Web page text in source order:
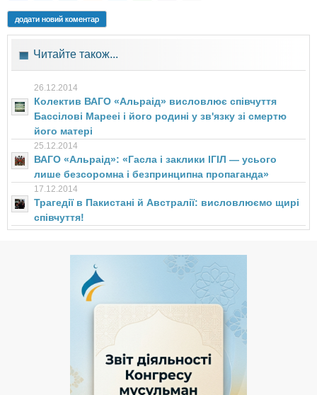
додати новий коментар
Читайте також...
26.12.2014
Колектив ВАГО «Альраід» висловлює співчуття
Бассілові Марееі і його родині у зв'язку зі смертю
його матері
25.12.2014
ВАГО «Альраід»: «Гасла і заклики ІГІЛ — усього
лише безсоромна і безпринципна пропаганда»
17.12.2014
Трагедії в Пакистані й Австралії: висловлюємо щирі
співчуття!